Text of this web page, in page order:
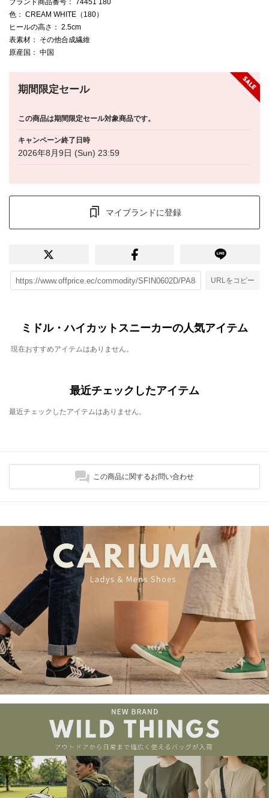
ブランド商品番号 ： 74451 180
色 ： CREAM WHITE（180）
ヒールの高さ ： 2.5cm
表素材 ： その他合成繊維
原産国 ： 中国
期間限定セール
この商品は期間限定セール対象商品です。
キャンペーン終了日時
2026年8月9日 (Sun) 23:59
マイブランドに登録
URLをコピー
ミドル・ハイカットスニーカーの人気アイテム
現在おすすめアイテムはありません。
最近チェックしたアイテム
最近チェックしたアイテムはありません。
この商品に関するお問い合わせ